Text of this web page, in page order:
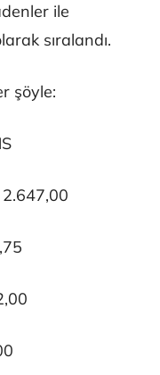
ile
sıralandı.
şöyle: